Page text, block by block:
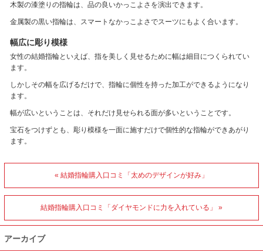
木製の漆塗りの指輪は、品の良いかっこよさを演出できます。
金属製の黒い指輪は、スマートなかっこよさでスーツにもよく合います。
幅広に彫り模様
女性の結婚指輪といえば、指を美しく見せるために幅は細目につくられてい
ます。
しかしその幅を広げるだけで、指輪に個性を持った加工ができるようになり
ます。
幅が広いということは、それだけ見せられる面が多いということです。
宝石をつけずとも、彫り模様を一面に施すだけで個性的な指輪ができあがり
ます。
« 結婚指輪購入口コミ「太めのデザインが好み」
結婚指輪購入口コミ「ダイヤモンドに力を入れている」 »
アーカイブ